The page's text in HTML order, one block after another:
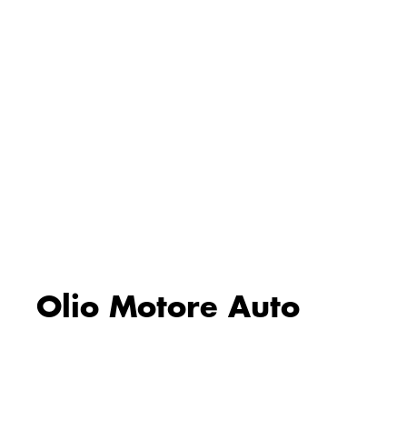
Olio Motore Auto